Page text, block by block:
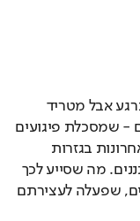
אבל לישראל אינטרס נוסף, שנראה רחוק כרגע אבל מטריד
מאוד את הדרג המדיני. הגדר בגבול מצרים - שמסכלת פיגועים
ומשמשת מודל לגדרות שנבנות בשנים האחרונות בגזרות
האחרות - הוקמה במקור כדי לעצור מסתננים. מה שסייע לכך
לא פחות היתה החלטה של ממשלת מצרים, שפעלה לעצירתם